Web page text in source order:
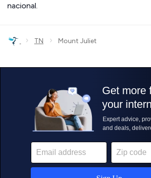
nacional.
› TN › Mount Juliet